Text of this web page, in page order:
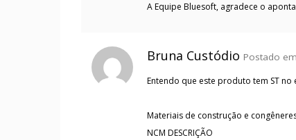
A Equipe Bluesoft, agradece o
Bruna Custódio Postado
Entendo que este produto tem ST
Materiais de construção e
NCM DESCRIÇÃO